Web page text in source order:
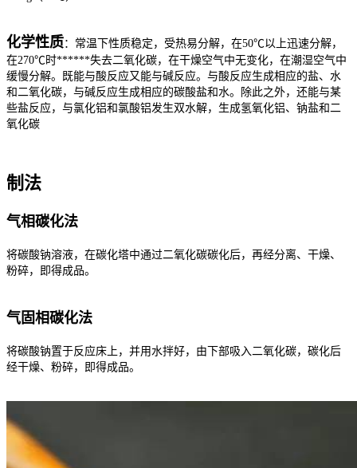
化学性质：常温下性质稳定，受热易分解，在50℃以上迅速分解，
在270℃时******失去二氧化碳，在干燥空气中无变化，在潮湿空气中
缓慢分解。既能与酸反应又能与碱反应。与酸反应生成相应的盐、水
和二氧化碳，与碱反应生成相应的碳酸盐和水。除此之外，还能与某
些盐反应，与氯化铝和氯酸铝发生双水解，生成氢氧化铝、钠盐和二
氧化碳
制法
气相碳化法
将碳酸钠溶液，在碳化塔中通过二氧化碳碳化后，再经分离、干燥、
粉碎，即得成品。
气固相碳化法
将碳酸钠置于反应床上，并用水拌好，由下部吸入二氧化碳，碳化后
经干燥、粉碎，即得成品。